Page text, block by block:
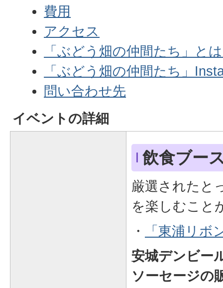
費用
アクセス
「ぶどう畑の仲間たち」と
「ぶどう畑の仲間たち」
問い合わせ先
イベントの詳細
飲食ブー
厳選されたと
を楽しむこと
・
「東浦リボ
安城デンビー
ソーセージの